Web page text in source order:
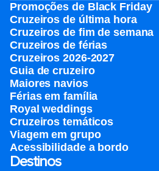
Promoções de Black Friday
Cruzeiros de última hora
Cruzeiros de fim de semana
Cruzeiros de férias
Cruzeiros 2026-2027
Guia de cruzeiro
Maiores navios
Férias em família
Royal weddings
Cruzeiros temáticos
Viagem em grupo
Acessibilidade a bordo
Destinos